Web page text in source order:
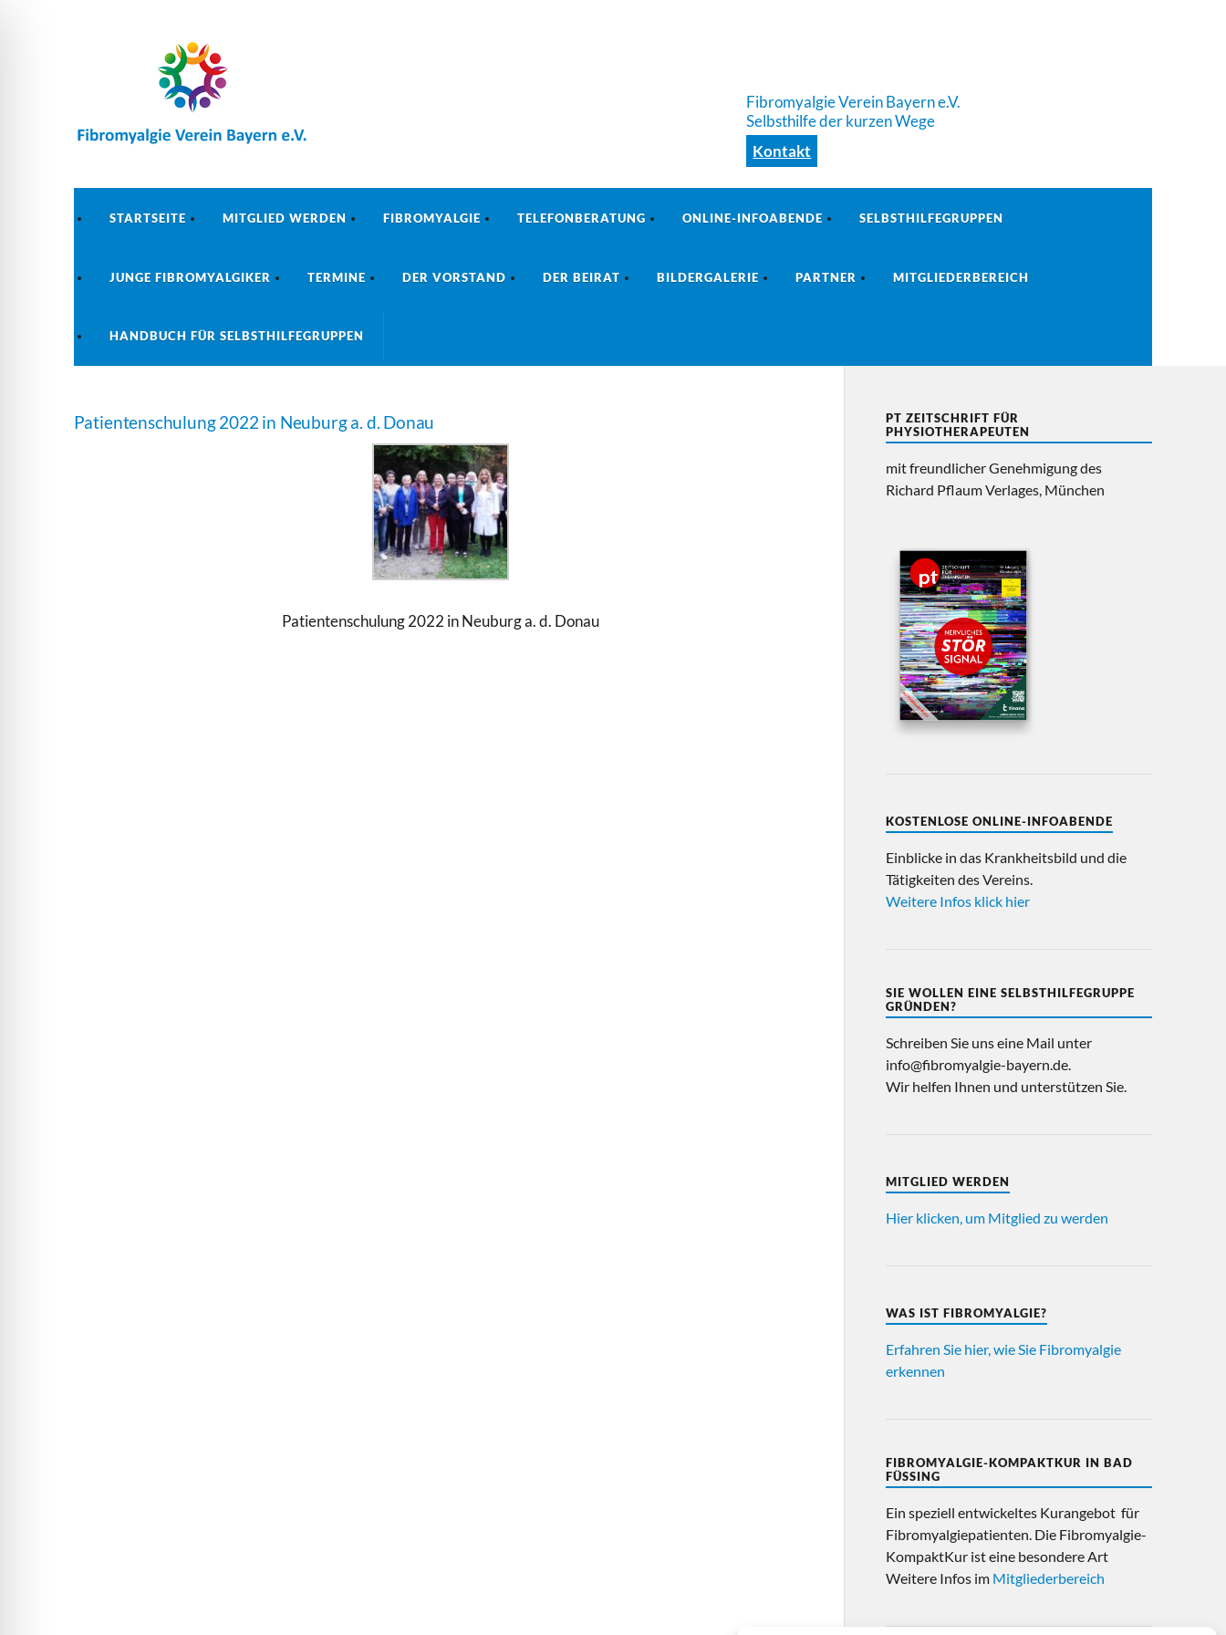
Fibromyalgie Verein Bayern e.V.
Selbsthilfe der kurzen Wege
Kontakt
STARTSEITE MITGLIED WERDEN FIBROMYALGIE TELEFONBERATUNG ONLINE-INFOABENDE SELBSTHILFEGRUPPEN
JUNGE FIBROMYALGIKER TERMINE DER VORSTAND DER BEIRAT BILDERGALERIE PARTNER MITGLIEDERBEREICH
HANDBUCH FÜR SELBSTHILFEGRUPPEN
Patientenschulung 2022 in Neuburg a. d. Donau
Patientenschulung 2022 in Neuburg a. d. Donau
PT ZEITSCHRIFT FÜR
PHYSIOTHERAPEUTEN
mit freundlicher Genehmigung des
Richard Pflaum Verlages, München
KOSTENLOSE ONLINE-INFOABENDE
Einblicke in das Krankheitsbild und die
Tätigkeiten des Vereins.
Weitere Infos klick hier
SIE WOLLEN EINE SELBSTHILFEGRUPPE
GRÜNDEN?
Schreiben Sie uns eine Mail unter
info@fibromyalgie-bayern.de.
Wir helfen Ihnen und unterstützen Sie.
MITGLIED WERDEN
Hier klicken, um Mitglied zu werden
WAS IST FIBROMYALGIE?
Erfahren Sie hier, wie Sie Fibromyalgie
erkennen
FIBROMYALGIE-KOMPAKTKUR IN BAD
FÜSSING
Ein speziell entwickeltes Kurangebot für
Fibromyalgiepatienten. Die Fibromyalgie-
KompaktKur ist eine besondere Art
Weitere Infos im Mitgliederbereich